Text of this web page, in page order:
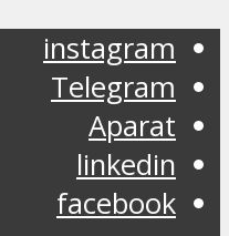
instagram
Telegram
Aparat
linkedin
facebook